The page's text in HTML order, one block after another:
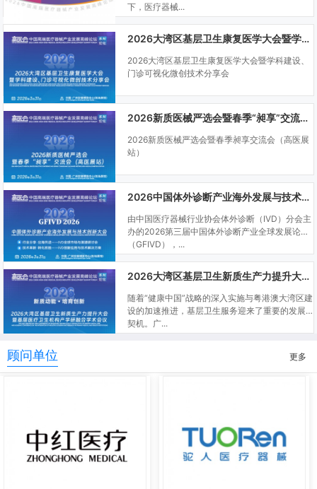
下，医疗器械...
2026大湾区基层卫生康复医学大会暨学科建设、门诊可视化微创技术分享会
2026大湾区基层卫生康复医学大会暨学科建设、
门诊可视化微创技术分享会
2026新质医械严选会暨春季“昶享”交流会（高医展站）
2026新质医械严选会暨春季昶享交流会（高医展
站）
2026中国体外诊断产业海外发展与技术创新大会
由中国医疗器械行业协会体外诊断（IVD）分会主
办的2026第三届中国体外诊断产业全球发展论坛
（GFIVD），...
2026大湾区基层卫生新质生产力提升大会暨基层医疗卫生机构产学研融合学术会议
随着“健康中国”战略的深入实施与粤港澳大湾区建
设的加速推进，基层卫生服务迎来了重要的发展
契机。广...
顾问单位 更多